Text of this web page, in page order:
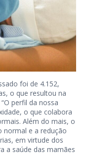
foi de 4.152,
o que resultou na
perfil da nossa
o que colabora
Além do mais, o
normal e a redução
em virtude dos
a saúde das mamães